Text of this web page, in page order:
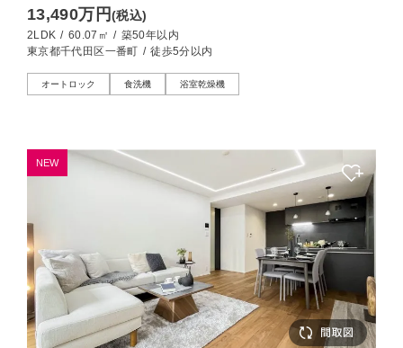
13,490万円(税込)
2LDK / 60.07㎡ / 築50年以内
東京都千代田区一番町 / 徒歩5分以内
オートロック 食洗機 浴室乾燥機
NEW